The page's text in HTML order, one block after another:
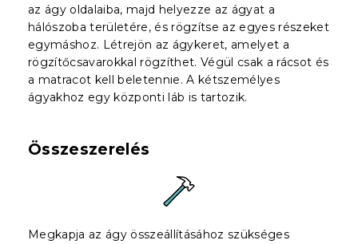
az ágy oldalaiba, majd helyezze az ágyat a
hálószoba területére, és rögzítse az egyes részeket
egymáshoz. Létrejön az ágykeret, amelyet a
rögzítőcsavarokkal rögzíthet. Végül csak a rácsot és
a matracot kell beletennie. A kétszemélyes
ágyakhoz egy központi láb is tartozik.
Összeszerelés
Megkapja az ágy összeállításához szükséges